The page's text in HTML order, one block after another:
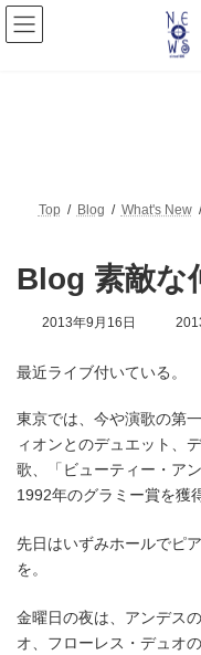
コ
ン
テ
ナ
ビ
ゲ
Top Blog What's New
Blog 素敵な
2013年9月16日
最
新
時
:
最近ライブ付いている。
東京では、今や演歌の第
ィオンとのデュエット、
歌、「ビューティー・ア
1992年のグラミー賞を獲
先日はいずみホールでピ
を。
金曜日の夜は、アンデス
オ、フローレス・デュオの